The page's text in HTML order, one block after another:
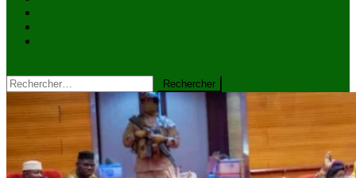
Rechercher :